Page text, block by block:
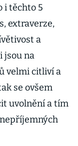
i těchto 5
extraverze,
a
jsou na
velmi citliví a
se ovšem
uvolnění a tím